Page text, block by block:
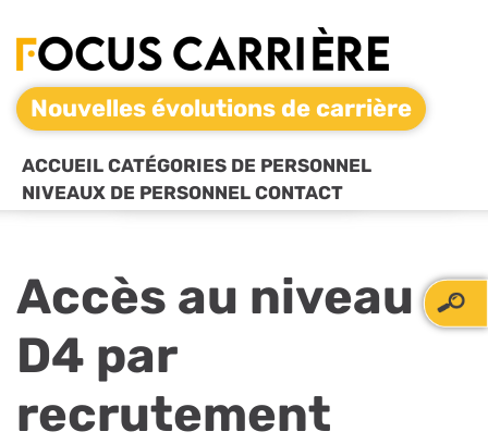
Nouvelles évolutions de carrière
ACCUEIL CATÉGORIES DE PERSONNEL
NIVEAUX DE PERSONNEL CONTACT
Accès au niveau
D4 par
recrutement